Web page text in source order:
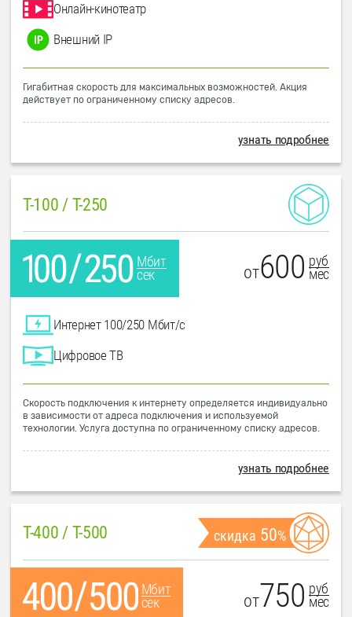
Онлайн-кинотеатр
Внешний IP
Гигабитная скорость для максимальных возможностей. Акция
действует по ограниченному списку адресов.
узнать подробнее
T-100 / T-250
Мбит
сек
от600 руб
мес
Интернет 100/250 Мбит/с
Цифровое ТВ
Скорость подключения к интернету определяется индивидуально
в зависимости от адреса подключения и используемой
технологии. Услуга доступна по ограниченному списку адресов.
узнать подробнее
T-400 / T-500 скидка 50%
Мбит
сек
от750 руб
мес